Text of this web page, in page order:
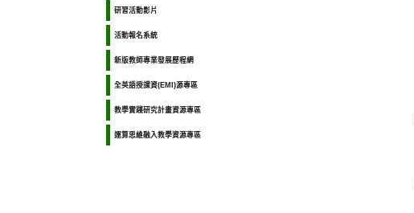
研習活動影片
活動報名系統
新版教師專業發展歷程網
全英語授課資(EMI)源專區
教學實踐研究計畫資源專區
運算思維融入教學資源專區